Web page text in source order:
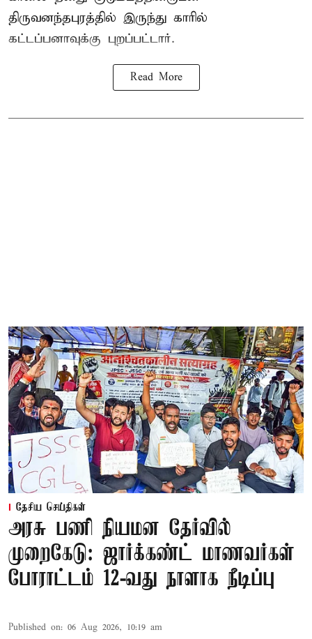
திருவனந்தபுரத்தில் இருந்து காரில்
கட்டப்பனாவுக்கு புறப்பட்டார்.
Read More
தேசிய செய்திகள்
அரசு பணி நியமன தேர்வில்
முறைகேடு: ஜார்க்கண்ட் மாணவர்கள்
போராட்டம் 12-வது நாளாக நீடிப்பு
Published on: 06 Aug 2026, 10:19 am